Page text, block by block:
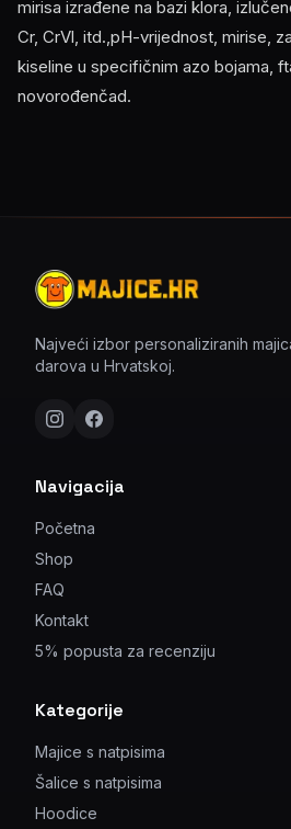
mirisa izrađene na bazi klora,
Cr, CrVl, itd.,pH-vrijednost, mirise,
kiseline u specifičnim azo bojama,
novorođenčad.
Najveći izbor personaliziranih
darova u Hrvatskoj.
Navigacija
Početna
Shop
FAQ
Kontakt
5% popusta za recenziju
Kategorije
Majice s natpisima
Šalice s natpisima
Hoodice